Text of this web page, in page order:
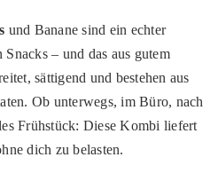
und Banane sind ein echter
– und das aus gutem
sättigend und bestehen aus
Ob unterwegs, im Büro, nach
Frühstück: Diese Kombi liefert
dich zu belasten.